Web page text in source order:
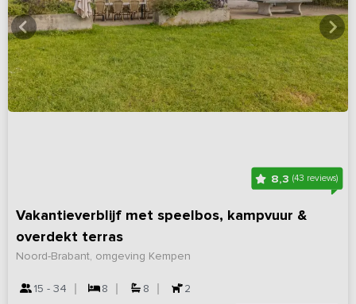
8,3 (43 reviews)
Vakantieverblijf met speelbos, kampvuur &
overdekt terras
Noord-Brabant, omgeving Kempen
15 - 34 8 8 2